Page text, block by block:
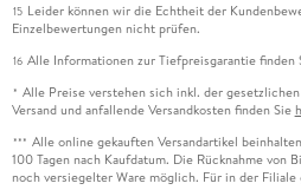
15 Leider können wir die Echtheit der
Einzelbewertungen nicht prüfen.
16 Alle Informationen zur Tiefpreisgarantie finden
* Alle Preise verstehen sich inkl. der
Versand und anfallende Versandkosten finden Sie
*** Alle online gekauften Versandartikel
100 Tagen nach Kaufdatum. Die Rücknahme von
noch versiegelter Ware möglich. Für in der